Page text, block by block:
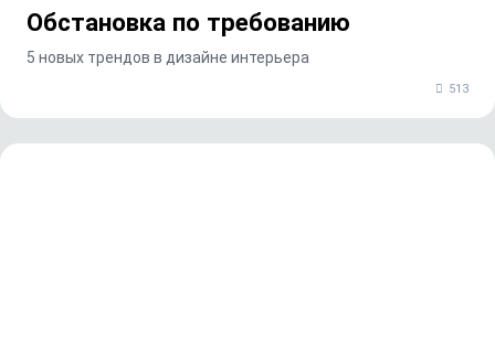
Обстановка по требованию
5 новых трендов в дизайне интерьера
513